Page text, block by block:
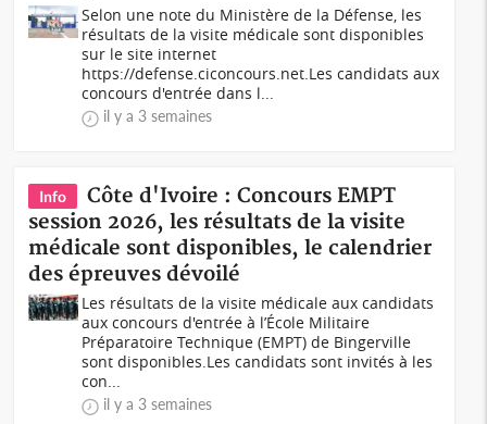
Selon une note du Ministère de la Défense, les
résultats de la visite médicale sont disponibles
sur le site internet
https://defense.ciconcours.net.Les candidats aux
concours d'entrée dans l...
il y a 3 semaines
Info
Côte d'Ivoire : Concours EMPT
session 2026, les résultats de la visite
médicale sont disponibles, le calendrier
des épreuves dévoilé
Les résultats de la visite médicale aux candidats
aux concours d'entrée à l’École Militaire
Préparatoire Technique (EMPT) de Bingerville
sont disponibles.Les candidats sont invités à les
con...
il y a 3 semaines